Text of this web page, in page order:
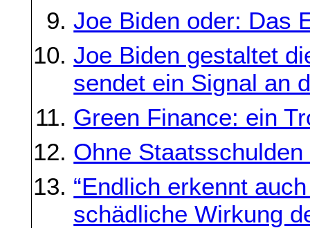
Joe Biden oder: Das
Joe Biden gestaltet
sendet ein Signal an
Green Finance: ein
Ohne
“Endlich erkennt
schädliche Wirkung